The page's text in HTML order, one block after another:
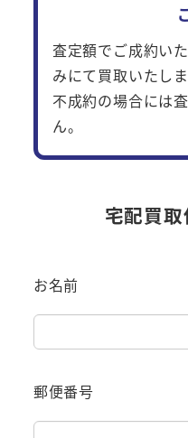
査定額でご成約い
みにて買取いたしま
不成約の場合には
ん。
宅配買
お名前
郵便番号